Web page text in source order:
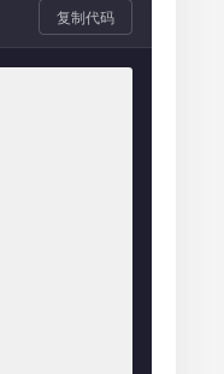
复制代码